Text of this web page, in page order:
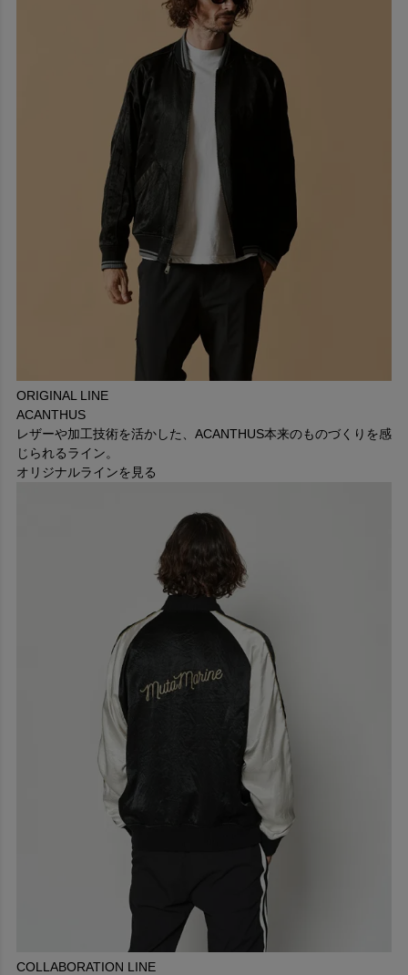
2009年に日本で設立したブランドで、ブランド名はアカンサ
スという植物名からとっていると言われています。アカンサス
は、レザーのなめしに使用されるタンニンを含んでいることか
ら、ブランド名からもレザーへの想いが汲み取れます。
創業者である岡田敬二氏は、あらゆる技術の研鑽を積む為にイ
タリアへ渡った後に、世界各国へ渡り更なる知識を得るととも
に、レザーに対しての知見を深めました。
日本に戻り、世界で培った経験を詰め込んだハイクオリティな
レザーアイテムをリリースし続けることで、今や日本国内を代
表するレザーブランドとしてACANTHUSが定着しました。
ヒストリック・アプローチ _ 歴史から学び、普遍となり得る
アイテムを展開する。
モダン・コンシャスネス _ 今の時代や個人のライフスタイル
にあった機能性とデザインを提案する。
ユニーク・クリエイション _ どこにも真似できない、オリジ
ナリティある手法や発想による物づくり。
ロング・パフォーマンス _ いつまでも愛着を持って着られる
ような、クオリティの高さを実現する。
シンク・エージング _ レザーの特性である、エージングを生
かした風合いを意識する。
ORIGINAL LINE
ACANTHUS
レザーや加工技術を活かした、ACANTHUS本来のものづくりを感
じられるライン。
オリジナルラインを見る
COLLABORATION LINE